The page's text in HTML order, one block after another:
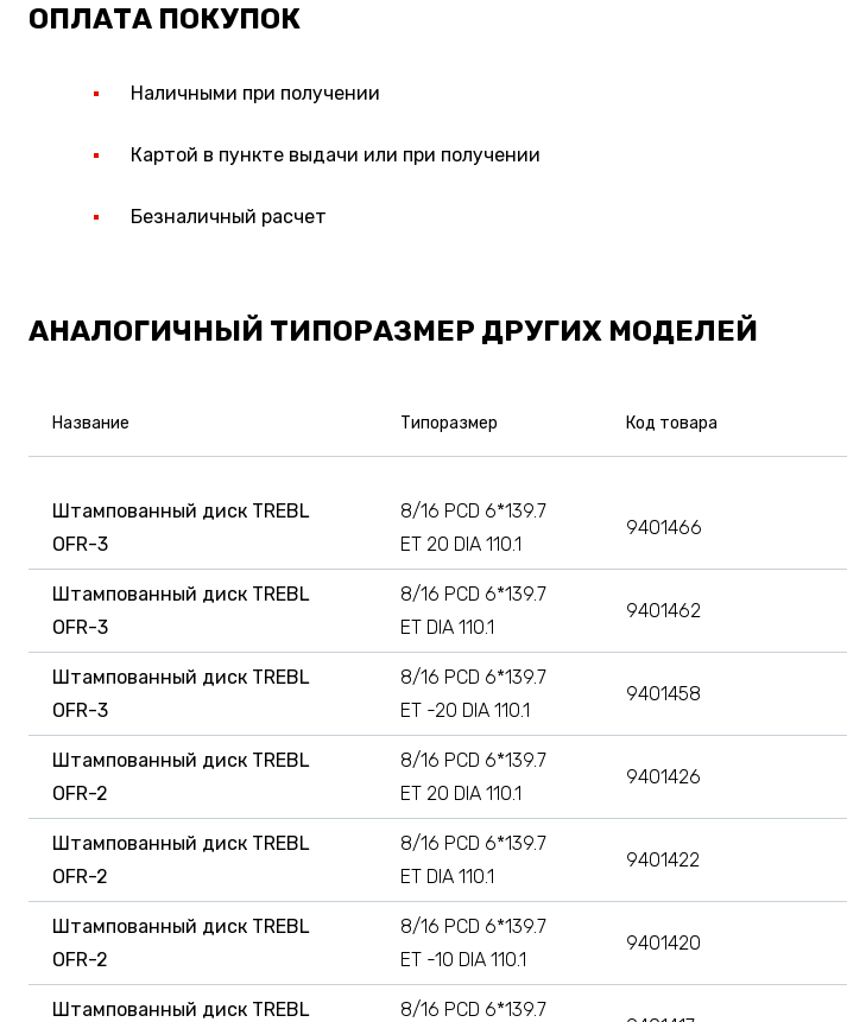
ОПЛАТА ПОКУПОК
Наличными при получении
Картой в пункте выдачи или при получении
Безналичный расчет
АНАЛОГИЧНЫЙ ТИПОРАЗМЕР ДРУГИХ МОДЕЛЕЙ
Название Типоразмер Код товара
Штампованный диск TREBL
OFR-3
8/16 PCD 6*139.7
ET 20 DIA 110.1
9401466
Штампованный диск TREBL
OFR-3
8/16 PCD 6*139.7
ET DIA 110.1
9401462
Штампованный диск TREBL
OFR-3
8/16 PCD 6*139.7
ET -20 DIA 110.1
9401458
Штампованный диск TREBL
OFR-2
8/16 PCD 6*139.7
ET 20 DIA 110.1
9401426
Штампованный диск TREBL
OFR-2
8/16 PCD 6*139.7
ET DIA 110.1
9401422
Штампованный диск TREBL
OFR-2
8/16 PCD 6*139.7
ET -10 DIA 110.1
9401420
Штампованный диск TREBL
8/16 PCD 6*139.7